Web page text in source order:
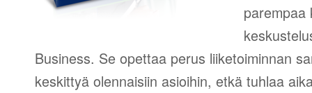
parempaa
Business. Se opettaa perus liiketoiminnan
keskittyä olennaisiin asioihin, etkä tuhlaa